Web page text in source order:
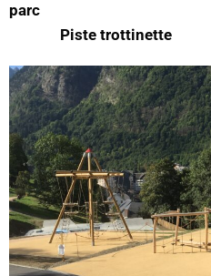
parc
Piste trottinette